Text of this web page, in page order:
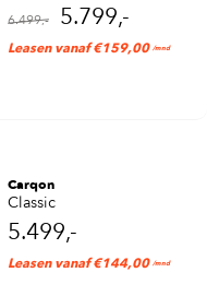
6.499,- 5.799,-
Leasen vanaf €159,00 /mnd
Carqon
Classic
5.499,-
Leasen vanaf €144,00 /mnd